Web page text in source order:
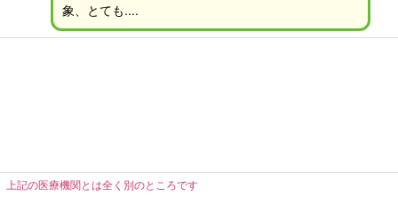
象、とても....
上記の医療機関とは全く別のところです